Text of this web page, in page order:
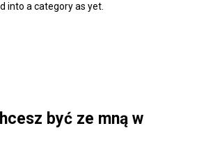
into a category as yet.
być ze mną w